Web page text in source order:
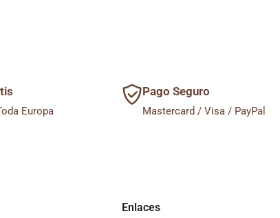
Europa
Pago Seguro
Mastercard / Visa / PayPal
Enlaces